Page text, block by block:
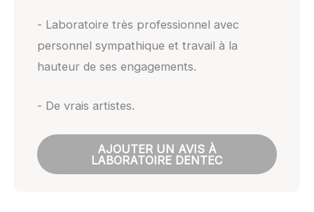
- Laboratoire très professionnel avec
personnel sympathique et travail à la
hauteur de ses engagements.
- De vrais artistes.
AJOUTER UN AVIS À
LABORATOIRE DENTEC